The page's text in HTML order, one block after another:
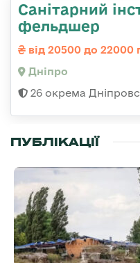
Санітарний
фельдшер
від 20500 до 22000
Дніпро
26 окрема
ПУБЛІКАЦІЇ